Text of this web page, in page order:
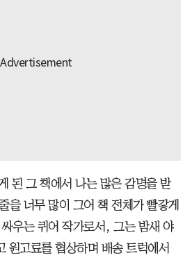
된 그 책에서 나는 많은 감명을 받
을 너무 많이 그어 책 전체가 빨갛게
우는 퀴어 작가로서, 그는 밤새 야
원고료를 협상하며 배송 트럭에서